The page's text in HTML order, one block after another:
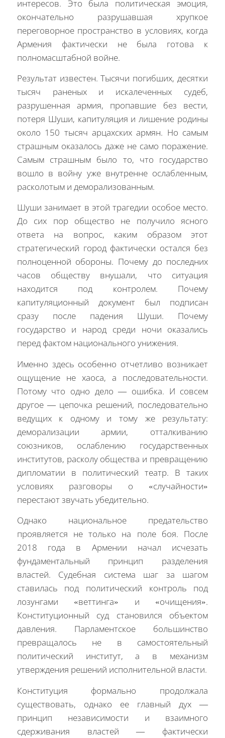
интересов. Это была политическая эмоция,
окончательно разрушавшая хрупкое
переговорное пространство в условиях, когда
Армения фактически не была готова к
полномасштабной войне.
Результат известен. Тысячи погибших, десятки
тысяч раненых и искалеченных судеб,
разрушенная армия, пропавшие без вести,
потеря Шуши, капитуляция и лишение родины
около 150 тысяч арцахских армян. Но самым
страшным оказалось даже не само поражение.
Самым страшным было то, что государство
вошло в войну уже внутренне ослабленным,
расколотым и деморализованным.
Шуши занимает в этой трагедии особое место.
До сих пор общество не получило ясного
ответа на вопрос, каким образом этот
стратегический город фактически остался без
полноценной обороны. Почему до последних
часов обществу внушали, что ситуация
находится под контролем. Почему
капитуляционный документ был подписан
сразу после падения Шуши. Почему
государство и народ среди ночи оказались
перед фактом национального унижения.
Именно здесь особенно отчетливо возникает
ощущение не хаоса, а последовательности.
Потому что одно дело — ошибка. И совсем
другое — цепочка решений, последовательно
ведущих к одному и тому же результату:
деморализации армии, отталкиванию
союзников, ослаблению государственных
институтов, расколу общества и превращению
дипломатии в политический театр. В таких
условиях разговоры о «случайности»
перестают звучать убедительно.
Однако национальное предательство
проявляется не только на поле боя. После
2018 года в Армении начал исчезать
фундаментальный принцип разделения
властей. Судебная система шаг за шагом
ставилась под политический контроль под
лозунгами «веттинга» и «очищения».
Конституционный суд становился объектом
давления. Парламентское большинство
превращалось не в самостоятельный
политический институт, а в механизм
утверждения решений исполнительной власти.
Конституция формально продолжала
существовать, однако ее главный дух —
принцип независимости и взаимного
сдерживания властей — фактически